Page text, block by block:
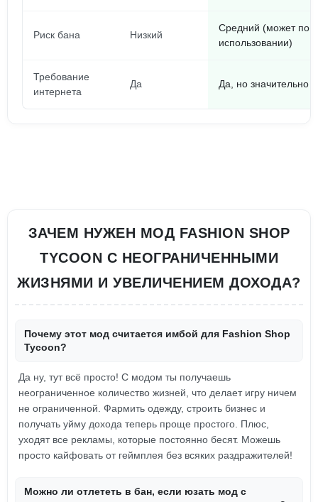
Риск бана Низкий
Средний (может
использовании)
Требование
интернета
Да Да, но значительно
ЗАЧЕМ НУЖЕН МОД FASHION SHOP
TYCOON С НЕОГРАНИЧЕННЫМИ
ЖИЗНЯМИ И УВЕЛИЧЕНИЕМ ДОХОДА?
Почему этот мод считается имбой для Fashion Shop
Tycoon?
Да ну, тут всё просто! С модом ты получаешь
неограниченное количество жизней, что делает игру ничем
не ограниченной. Фармить одежду, строить бизнес и
получать уйму дохода теперь проще простого. Плюс,
уходят все рекламы, которые постоянно бесят. Можешь
просто кайфовать от геймплея без всяких раздражителей!
Можно ли отлететь в бан, если юзать мод с